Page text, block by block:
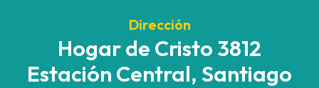
Dirección
Hogar de Cristo 3812
Estación Central, Santiago